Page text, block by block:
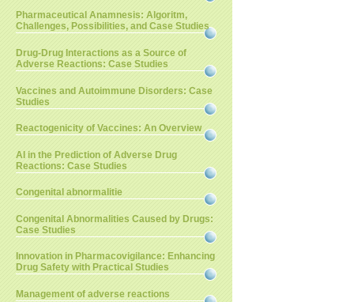
Pharmaceutical Anamnesis: Algoritm,
Challenges, Possibilities, and Case Studies
Drug-Drug Interactions as a Source of
Adverse Reactions: Case Studies
Vaccines and Autoimmune Disorders: Case
Studies
Reactogenicity of Vaccines: An Overview
AI in the Prediction of Adverse Drug
Reactions: Case Studies
Congenital abnormalitie
Congenital Abnormalities Caused by Drugs:
Case Studies
Innovation in Pharmacovigilance: Enhancing
Drug Safety with Practical Studies
Management of adverse reactions